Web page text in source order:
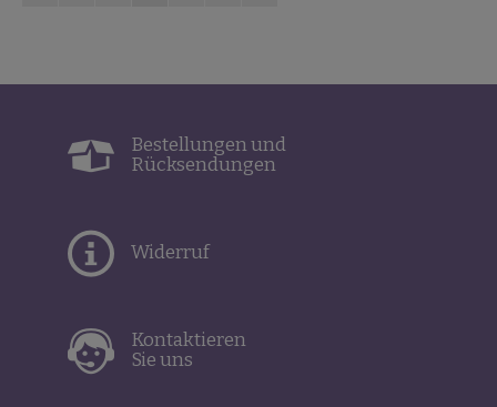
Bestellungen und
Rücksendungen
Widerruf
Kontaktieren
Sie uns